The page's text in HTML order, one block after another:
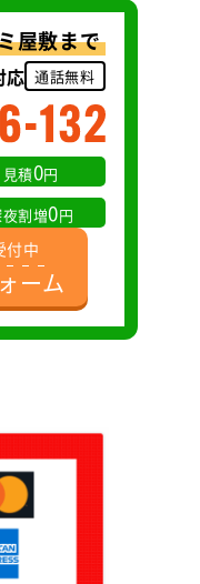
屋敷まで
応 通話無料
見積0円
割増0円
付中
ーム